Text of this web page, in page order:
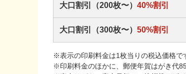
大口割引（200枚〜） 40%割引
大口割引（300枚〜） 50%割引
※表示の印刷料金は1枚当りの税込価格で
※印刷料金のほかに、郵便年賀はがき代